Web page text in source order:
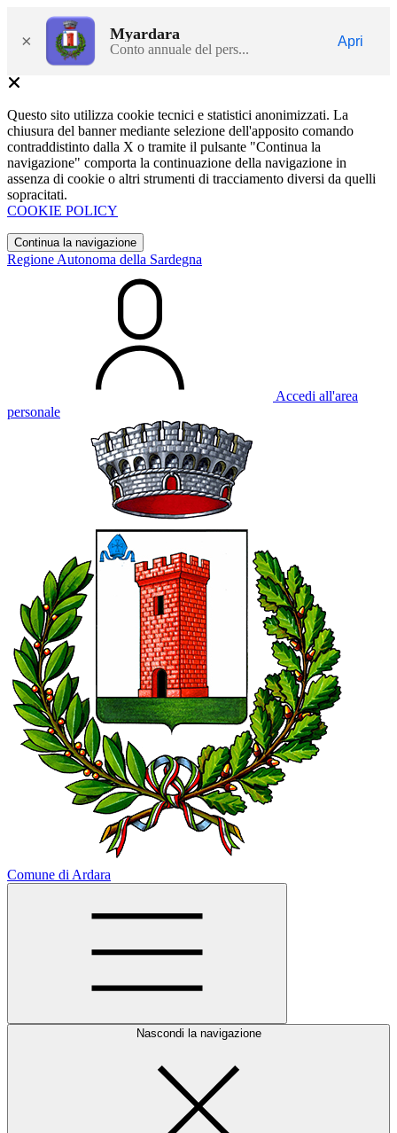
× Myardara
Conto annuale del pers...
Apri
Questo sito utilizza cookie tecnici e statistici anonimizzati. La
chiusura del banner mediante selezione dell'apposito comando
contraddistinto dalla X o tramite il pulsante "Continua la
navigazione" comporta la continuazione della navigazione in
assenza di cookie o altri strumenti di tracciamento diversi da quelli
sopracitati.
COOKIE POLICY
Continua la navigazione
Regione Autonoma della Sardegna
Accedi all'area
personale
Comune di Ardara
Nascondi la navigazione